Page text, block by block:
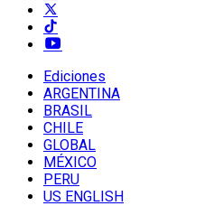
Ediciones
ARGENTINA
BRASIL
CHILE
GLOBAL
MÉXICO
PERU
US ENGLISH